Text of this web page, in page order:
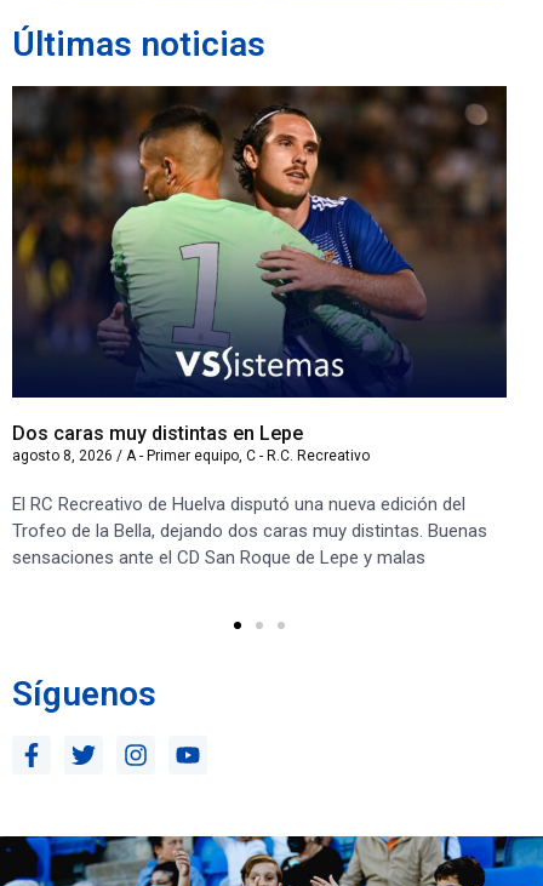
Últimas noticias
Dos caras muy distintas en Lepe
agosto 8, 2026 / A - Primer equipo C - R.C. Recreativo
El RC Recreativo de Huelva disputó una nueva edición del
Trofeo de la Bella, dejando dos caras muy distintas. Buenas
sensaciones ante el CD San Roque de Lepe y malas
Síguenos